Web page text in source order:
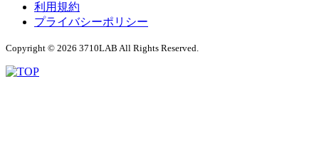
利用規約
プライバシーポリシー
Copyright © 2026 3710LAB All Rights Reserved.